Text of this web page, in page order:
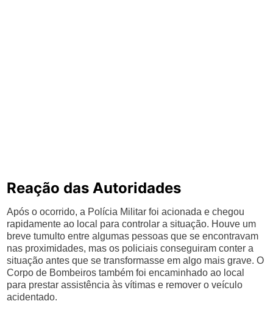
Reação das Autoridades
Após o ocorrido, a Polícia Militar foi acionada e chegou
rapidamente ao local para controlar a situação. Houve um
breve tumulto entre algumas pessoas que se encontravam
nas proximidades, mas os policiais conseguiram conter a
situação antes que se transformasse em algo mais grave. O
Corpo de Bombeiros também foi encaminhado ao local
para prestar assistência às vítimas e remover o veículo
acidentado.